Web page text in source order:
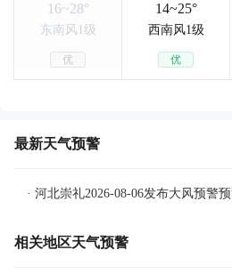
16~28°
东南风1级
优
14~25°
西南风1级
优
最新天气预警
· 河北崇礼2026-08-06发布大风预警
相关地区天气预警